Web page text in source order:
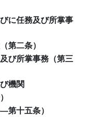
に任務及び所掌事
第二条）
び所掌事務（第三
機関
第十五条）